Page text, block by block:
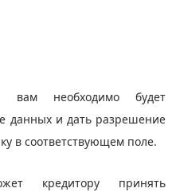
вам необходимо будет
данных и дать разрешение
в соответствующем поле.
кредитору принять